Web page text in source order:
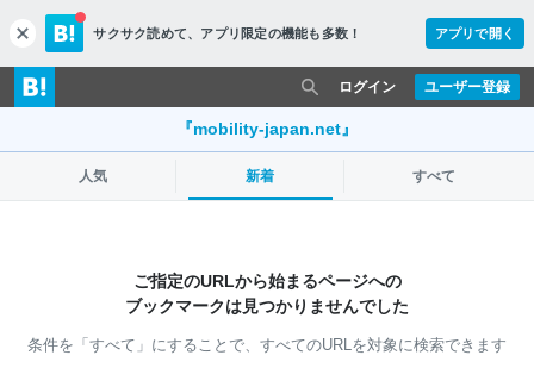
c
l
o
s
サクサク読めて、 アプリ限定の機能も多数！ アプリで開く
ユーザー登録
ログイン
『mobility-japan.net』
人気 新着 すべて
ご指定のURLから始まるページへの
ブックマークは見つかりませんでした
条件を「すべて」にすることで、 すべてのURLを対象に検索できます